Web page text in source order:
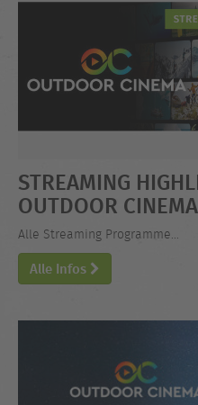
STREAMING
OUTDOOR CINEMA
Alle Streaming Programme...
Alle Infos